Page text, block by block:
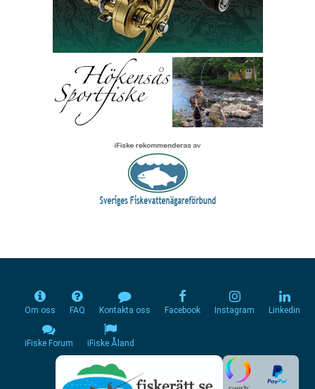
Om oss FAQ Kontakta oss Facebook Instagram Linkedin
iFiske Forum iFiske Åland